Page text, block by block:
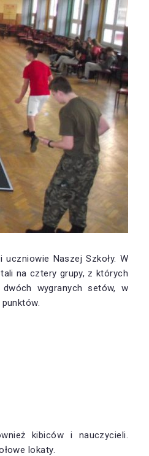
Naszej Szkoły. W
na cztery grupy, z których
wygranych setów, w
kibiców i nauczycieli.
lokaty.